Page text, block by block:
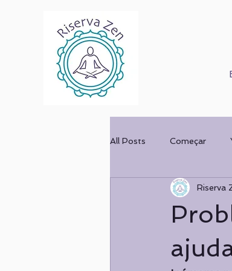
All Posts Começar
Corpo Humano
Mulher & Ofício
Riserva